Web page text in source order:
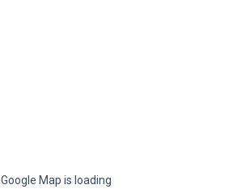
Google Map is loading